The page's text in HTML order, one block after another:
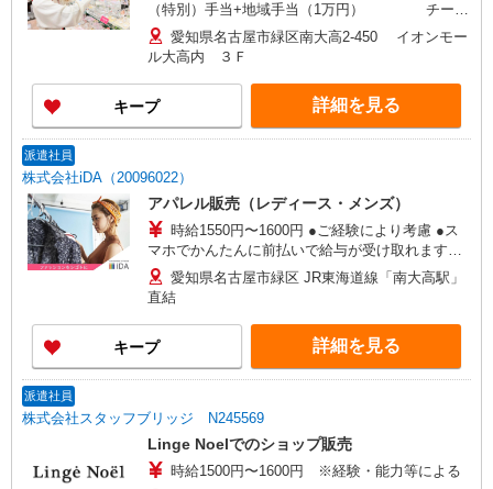
（特別）手当+地域手当（1万円） チーフ
職：20，000円 一般職：10,000円 ※採用
時に経験、適正を見て決定いたします。 ◆ 賞与年
2回 ◆ 昇給あり （賞与、昇給については入社1年
経過後より、 本人の実績及び会社業績により変動
します。） ◆ 研修中月給変動なし（6ヶ月） ◆
報奨金制度(予算達成時） 15000円〜（社内規
愛知県名古屋市緑区南大高2-450 イオンモー
ル大高内 ３Ｆ
キープ 詳細を見る
派遣社員
株式会社iDA（20096022）
アパレル販売（レディース・メンズ）
時給1550円〜1600円 ●ご経験により考慮 ●ス
マホでかんたんに前払いで給与が受け取れます
（※上限、条件あり）
愛知県名古屋市緑区 JR東海道線「南大高駅」
直結
キープ 詳細を見る
派遣社員
株式会社スタッフブリッジ N245569
Linge Noelでのショップ販売
時給1500円〜1600円 ※経験・能力等による